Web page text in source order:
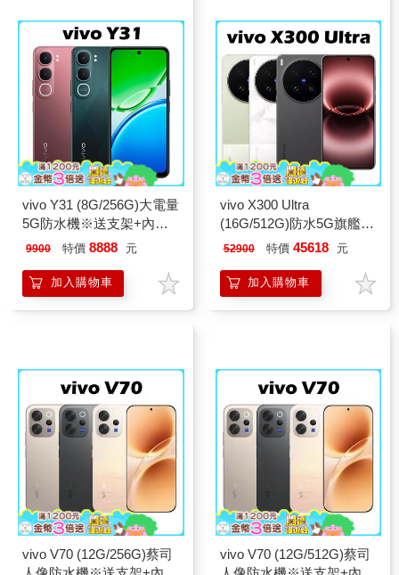
vivo Y31 (8G/256G)大電量
5G防水機※送支架+內附
保護殼※
9900 特價 8888 元
加入購物車
vivo X300 Ultra
(16G/512G)防水5G旗艦機
※送支架+內附保護殼※
52900 特價 45618 元
加入購物車
vivo V70 (12G/256G)蔡司
vivo V70 (12G/512G)蔡司